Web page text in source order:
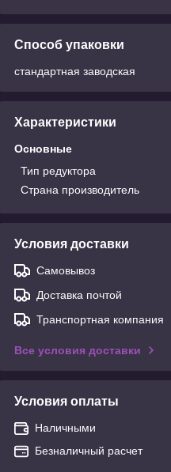
Способ упаковки
стандартная заводская
Характеристики
Основные
Тип редуктора
Страна производитель
Условия доставки
Самовывоз
Доставка почтой
Транспортная компания
Все условия доставки
Условия оплаты
Наличными
Безналичный расчет